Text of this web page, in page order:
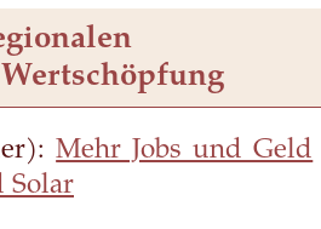
Mehr Jobs und Geld
Solar